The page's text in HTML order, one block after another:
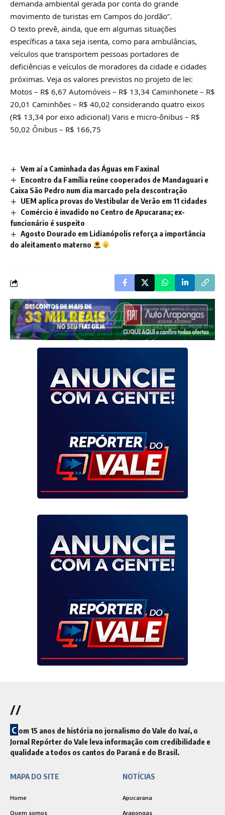
demanda ambiental gerada por conta do grande
movimento de turistas em Campos do Jordão”.
O texto prevê, ainda, que em algumas situações
específicas a taxa seja isenta, como para ambulâncias,
veículos que transportem pessoas portadores de
deficiências e veículos de moradores da cidade e cidades
próximas. Veja os valores previstos no projeto de lei:
Motos – R$ 6,67 Automóveis – R$ 13,34 Caminhonete – R$
20,01 Caminhões – R$ 40,02 considerando quatro eixos
(R$ 13,34 por eixo adicional) Vans e micro-ônibus – R$
50,02 Ônibus – R$ 166,75
Vem aí a Caminhada das Águas em Faxinal
Encontro da Família reúne cooperados de Mandaguari e
Caixa São Pedro num dia marcado pela descontração
UEM aplica provas do Vestibular de Verão em 11 cidades
Comércio é invadido no Centro de Apucarana; ex-
funcionário é suspeito
Agosto Dourado em Lidianópolis reforça a importância
do aleitamento materno
//
C om 15 anos de história no jornalismo do Vale do Ivaí, o
Jornal Repórter do Vale leva informação com credibilidade e
qualidade a todos os cantos do Paraná e do Brasil.
MAPA DO SITE
Home
Quem somos
NOTÍCIAS
Apucarana
Arapongas